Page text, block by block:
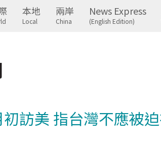
本地
Local
兩岸
China
News Express
(English Edition)
訪美 指台灣不應被